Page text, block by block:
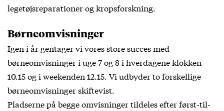
legetøjsreparationer og kropsforskning.
Børneomvisninger
Igen i år gentager vi vores store succes med
børneomvisninger i uge 7 og 8 i hverdagene klokken
10.15 og i weekenden 12.15. Vi udbyder to forskellige
børneomvisninger skiftevist.
Pladserne på begge omvisninger tildeles efter først-til-